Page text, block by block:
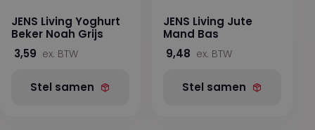
JENS Living Yoghurt
Beker Noah Grijs
3,59 ex. BTW
Stel samen
JENS Living Jute
Mand Bas
9,48 ex. BTW
Stel samen